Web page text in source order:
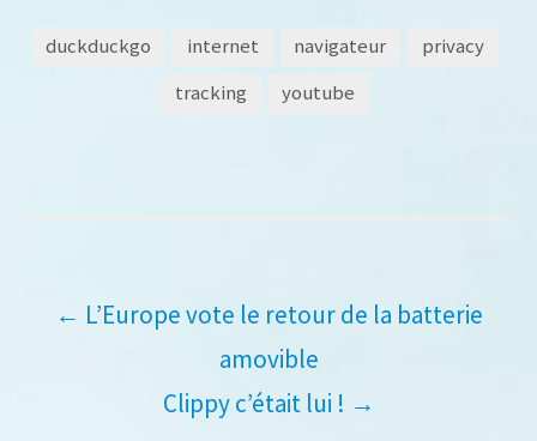
duckduckgo internet navigateur
privacy
tracking
youtube
Navigation
← L’Europe vote le retour de la batterie
amovible
Clippy c’était lui ! →